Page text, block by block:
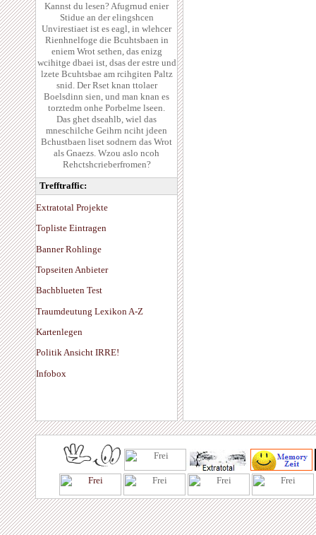
Kannst du lesen? Afugrnud enier
Stidue an der elingshcen
Unvirestiaet ist es eagl, in wlehcer
Rienhnelfoge die Bcuhtsbaen in
eniem Wrot sethen, das enizg
wcihitge dbaei ist, dsas der estre und
lzete Bcuhtsbae am rcihgiten Paltz
snid. Der Rset knan ttolaer
Boelsdinn sien, und man knan es
torztedm onhe Porbelme lseen.
Das ghet dseahlb, wiel das
mneschilche Geihrn nciht jdeen
Bchustbaen liset sodnern das Wrot
als Gnaezs. Wzou aslo ncoh
Rehctshcrieberfromen?
Trefftraffic:
Extratotal Projekte
Topliste Eintragen
Banner Rohlinge
Topseiten Anbieter
Bachblueten Test
Traumdeutung Lexikon A-Z
Kartenlegen
Politik Ansicht IRRE!
Infobox